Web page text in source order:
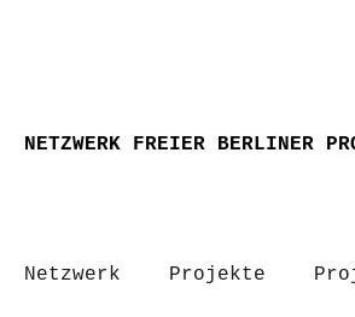
NETZWERK FREIER BERLINER
Netzwerk Projekte